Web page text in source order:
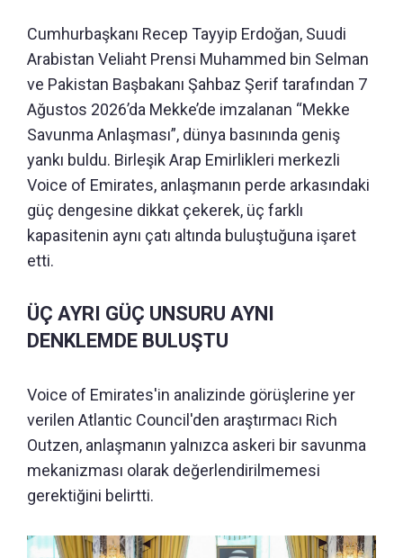
Cumhurbaşkanı Recep Tayyip Erdoğan, Suudi
Arabistan Veliaht Prensi Muhammed bin Selman
ve Pakistan Başbakanı Şahbaz Şerif tarafından 7
Ağustos 2026’da Mekke’de imzalanan “Mekke
Savunma Anlaşması”, dünya basınında geniş
yankı buldu. Birleşik Arap Emirlikleri merkezli
Voice of Emirates, anlaşmanın perde arkasındaki
güç dengesine dikkat çekerek, üç farklı
kapasitenin aynı çatı altında buluştuğuna işaret
etti.
ÜÇ AYRI GÜÇ UNSURU AYNI
DENKLEMDE BULUŞTU
Voice of Emirates'in analizinde görüşlerine yer
verilen Atlantic Council'den araştırmacı Rich
Outzen, anlaşmanın yalnızca askeri bir savunma
mekanizması olarak değerlendirilmemesi
gerektiğini belirtti.